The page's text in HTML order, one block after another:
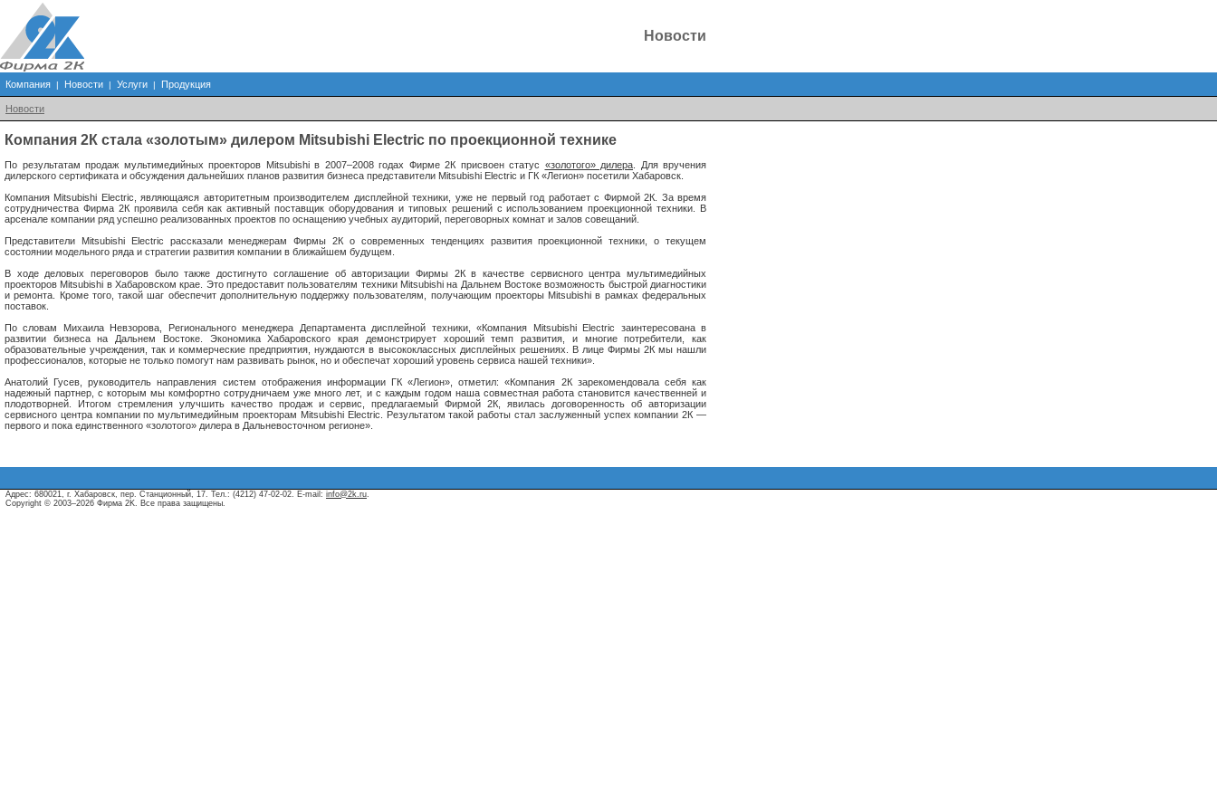
Новости
Компания | Новости | Услуги | Продукция
Новости
Компания 2К стала «золотым» дилером Mitsubishi Electric по проекционной технике
По результатам продаж мультимедийных проекторов Mitsubishi в 2007–2008 годах Фирме 2К присвоен статус «золотого» дилера . Для вручения
дилерского сертификата и обсуждения дальнейших планов развития бизнеса представители Mitsubishi Electric и ГК «Легион» посетили Хабаровск.
Компания Mitsubishi Electric, являющаяся авторитетным производителем дисплейной техники, уже не первый год работает с Фирмой 2К. За время
сотрудничества Фирма 2К проявила себя как активный поставщик оборудования и типовых решений с использованием проекционной техники. В
арсенале компании ряд успешно реализованных проектов по оснащению учебных аудиторий, переговорных комнат и залов совещаний.
Представители Mitsubishi Electric рассказали менеджерам Фирмы 2К о современных тенденциях развития проекционной техники, о текущем
состоянии модельного ряда и стратегии развития компании в ближайшем будущем.
В ходе деловых переговоров было также достигнуто соглашение об авторизации Фирмы 2К в качестве сервисного центра мультимедийных
проекторов Mitsubishi в Хабаровском крае. Это предоставит пользователям техники Mitsubishi на Дальнем Востоке возможность быстрой диагностики
и ремонта. Кроме того, такой шаг обеспечит дополнительную поддержку пользователям, получающим проекторы Mitsubishi в рамках федеральных
поставок.
По словам Михаила Невзорова, Регионального менеджера Департамента дисплейной техники, «Компания Mitsubishi Electric заинтересована в
развитии бизнеса на Дальнем Востоке. Экономика Хабаровского края демонстрирует хороший темп развития, и многие потребители, как
образовательные учреждения, так и коммерческие предприятия, нуждаются в высококлассных дисплейных решениях. В лице Фирмы 2К мы нашли
профессионалов, которые не только помогут нам развивать рынок, но и обеспечат хороший уровень сервиса нашей техники».
Анатолий Гусев, руководитель направления систем отображения информации ГК «Легион», отметил: «Компания 2К зарекомендовала себя как
надежный партнер, с которым мы комфортно сотрудничаем уже много лет, и с каждым годом наша совместная работа становится качественней и
плодотворней. Итогом стремления улучшить качество продаж и сервис, предлагаемый Фирмой 2К, явилась договоренность об авторизации
сервисного центра компании по мультимедийным проекторам Mitsubishi Electric. Результатом такой работы стал заслуженный успех компании 2К —
первого и пока единственного «золотого» дилера в Дальневосточном регионе».
Адрес: 680021, г. Хабаровск, пер. Станционный, 17. Тел.: (4212) 47-02-02. E-mail: info@2k.ru.
Copyright © 2003–2026 Фирма 2K. Все права защищены.